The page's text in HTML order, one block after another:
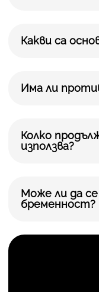
Какви са
Има ли
Колко
използва?
Може ли да се
бременност?